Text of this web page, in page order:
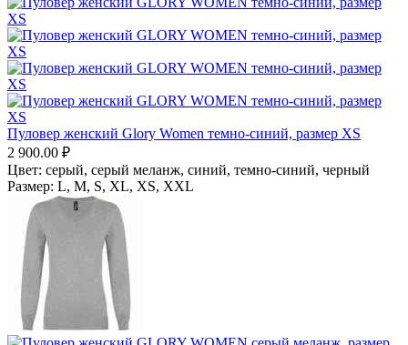
Пуловер женский Glory Women темно-синий, размер XS
2 900.00 ₽
Цвет: серый, серый меланж, синий, темно-синий, черный
Размер: L, M, S, XL, XS, XXL